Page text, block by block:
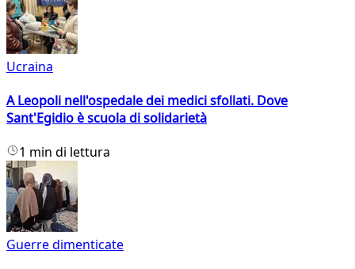
Ucraina
A Leopoli nell'ospedale dei medici sfollati. Dove
Sant'Egidio è scuola di solidarietà
1 min di lettura
Guerre dimenticate